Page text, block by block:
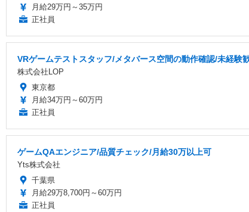
月給29万円～35万円
正社員
VRゲームテストスタッフ/メタバース空間の動作確認/未経験
株式会社LOP
東京都
月給34万円～60万円
正社員
ゲームQAエンジニア/品質チェック/月給30万以上可
Yts株式会社
千葉県
月給29万8,700円～60万円
正社員